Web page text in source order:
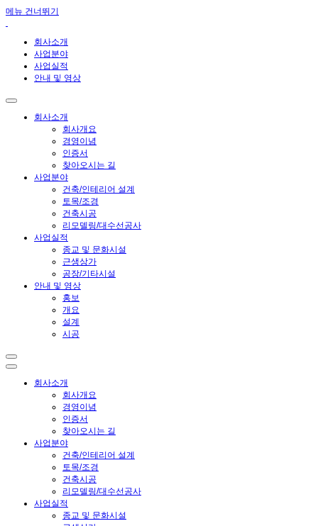
메뉴 건너뛰기
회사소개
사업분야
사업실적
안내 및 영상
회사소개
회사개요
경영이념
인증서
찾아오시는 길
사업분야
건축/인테리어 설계
토목/조경
건축시공
리모델링/대수선공사
사업실적
종교 및 문화시설
근생상가
공장/기타시설
안내 및 영상
홍보
개요
설계
시공
회사소개
회사개요
경영이념
인증서
찾아오시는 길
사업분야
건축/인테리어 설계
토목/조경
건축시공
리모델링/대수선공사
사업실적
종교 및 문화시설